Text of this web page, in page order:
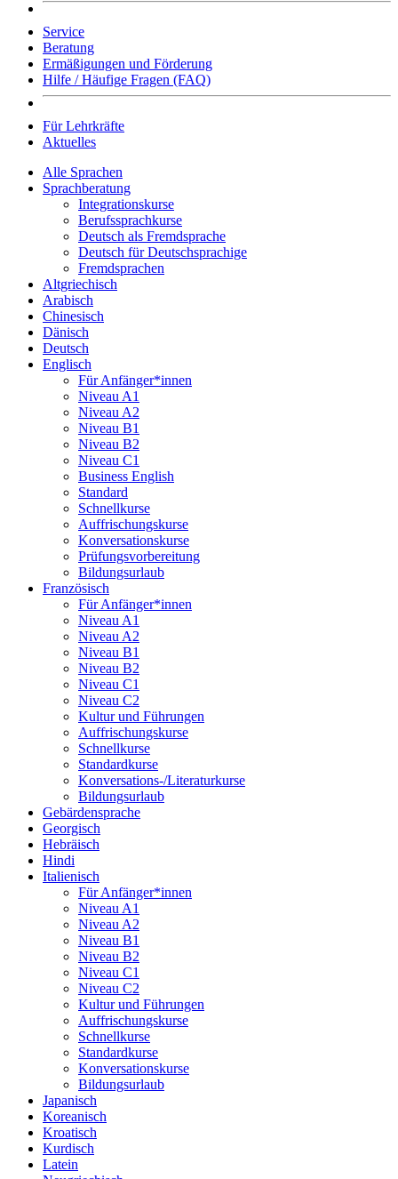
Service
Beratung
Ermäßigungen und Förderung
Hilfe / Häufige Fragen (FAQ)
Für Lehrkräfte
Aktuelles
Alle Sprachen
Sprachberatung
Integrationskurse
Berufssprachkurse
Deutsch als Fremdsprache
Deutsch für Deutschsprachige
Fremdsprachen
Altgriechisch
Arabisch
Chinesisch
Dänisch
Deutsch
Englisch
Für Anfänger*innen
Niveau A1
Niveau A2
Niveau B1
Niveau B2
Niveau C1
Business English
Standard
Schnellkurse
Auffrischungskurse
Konversationskurse
Prüfungsvorbereitung
Bildungsurlaub
Französisch
Für Anfänger*innen
Niveau A1
Niveau A2
Niveau B1
Niveau B2
Niveau C1
Niveau C2
Kultur und Führungen
Auffrischungskurse
Schnellkurse
Standardkurse
Konversations-/Literaturkurse
Bildungsurlaub
Gebärdensprache
Georgisch
Hebräisch
Hindi
Italienisch
Für Anfänger*innen
Niveau A1
Niveau A2
Niveau B1
Niveau B2
Niveau C1
Niveau C2
Kultur und Führungen
Auffrischungskurse
Schnellkurse
Standardkurse
Konversationskurse
Bildungsurlaub
Japanisch
Koreanisch
Kroatisch
Kurdisch
Latein